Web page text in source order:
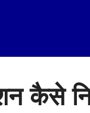
कैसे